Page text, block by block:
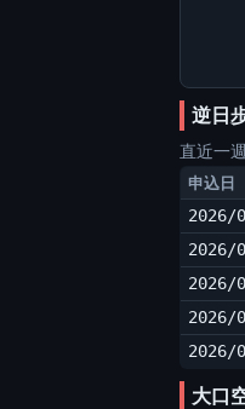
逆日
直近一
申込日
2026/
2026/
2026/
2026/
2026/
大口